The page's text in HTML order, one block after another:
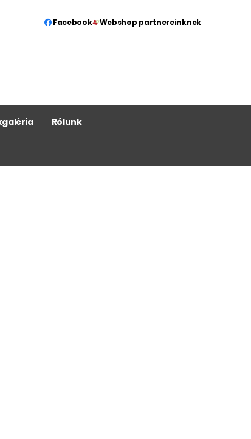
Facebook
Webshop partnereinknek
Rólunk